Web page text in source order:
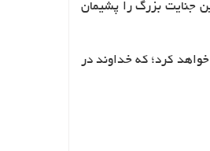
جنایت بزرگ را پشیمان
کرد؛ که خداوند در